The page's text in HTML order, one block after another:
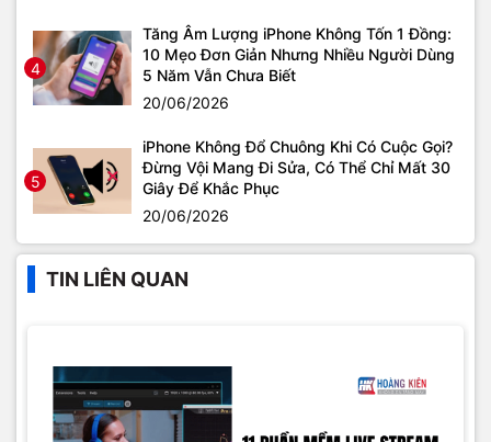
4
Tăng Âm Lượng iPhone Không Tốn 1 Đồng:
10 Mẹo Đơn Giản Nhưng Nhiều Người Dùng
5 Năm Vẫn Chưa Biết
20/06/2026
5
iPhone Không Đổ Chuông Khi Có Cuộc Gọi?
Đừng Vội Mang Đi Sửa, Có Thể Chỉ Mất 30
Giây Để Khắc Phục
20/06/2026
TIN LIÊN QUAN